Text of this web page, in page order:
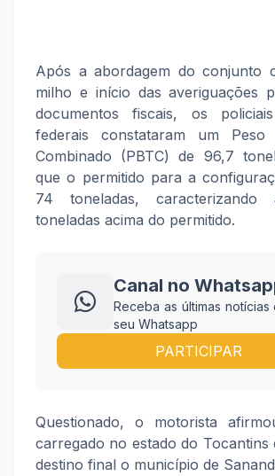
Após a abordagem do conjunto
milho e início das averiguações
documentos fiscais, os
federais constataram um
Combinado (PBTC) de 96,7
que o permitido para a
74 toneladas, caracterizando
toneladas acima do permitido.
Canal no
Receba as últimas
seu Whatsapp
PARTICIPAR
Questionado, o motorista
carregado no estado do Tocantins
destino final o município de